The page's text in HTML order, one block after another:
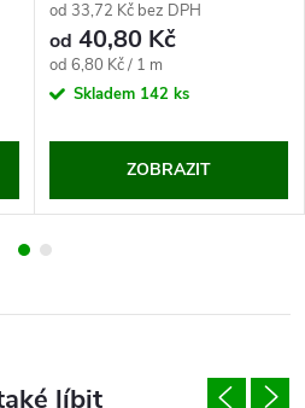
od 33,72 Kč bez DPH
od 40,80 Kč
Měrná
cena:
od 6,80 Kč / 1 m
Skladem 142 ks
ZOBRAZIT